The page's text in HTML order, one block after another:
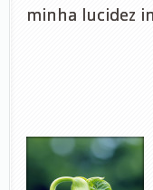
minha lucidez